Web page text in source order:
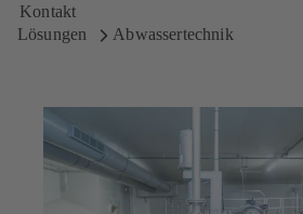
Kontakt
Lösungen
Abwassertechnik